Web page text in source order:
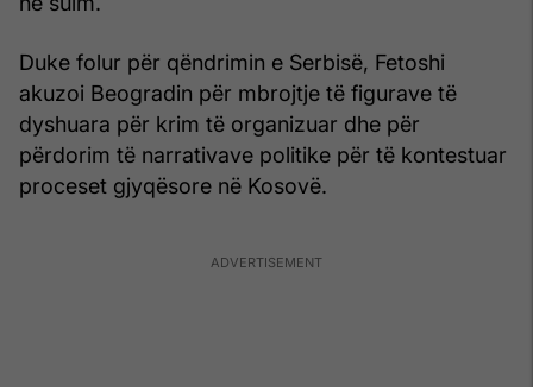
Duke folur për qëndrimin e Serbisë, Fetoshi
akuzoi Beogradin për mbrojtje të figurave të
dyshuara për krim të organizuar dhe për
përdorim të narrativave politike për të kontestuar
proceset gjyqësore në Kosovë.